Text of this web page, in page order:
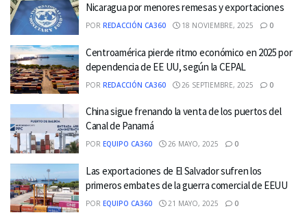
Nicaragua por menores remesas y exportaciones
POR REDACCIÓN CA360 18 NOVIEMBRE, 2025 0
Centroamérica pierde ritmo económico en 2025 por
dependencia de EE UU, según la CEPAL
POR REDACCIÓN CA360 26 SEPTIEMBRE, 2025 0
China sigue frenando la venta de los puertos del
Canal de Panamá
POR EQUIPO CA360 26 MAYO, 2025 0
Las exportaciones de El Salvador sufren los
primeros embates de la guerra comercial de EEUU
POR EQUIPO CA360 21 MAYO, 2025 0